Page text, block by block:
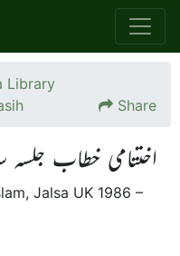
Library
Share
اختتامی خطاب جلسہ
Jalsa UK 1986 –